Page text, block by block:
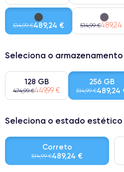
514,99 €489,24 € 514,99 €489,24
Seleciona o armazenamento
128 GB
474,99 €449,99 €
256 GB
514,99 €489,24
Seleciona o estado estético
Correto
514,99 €489,24 €